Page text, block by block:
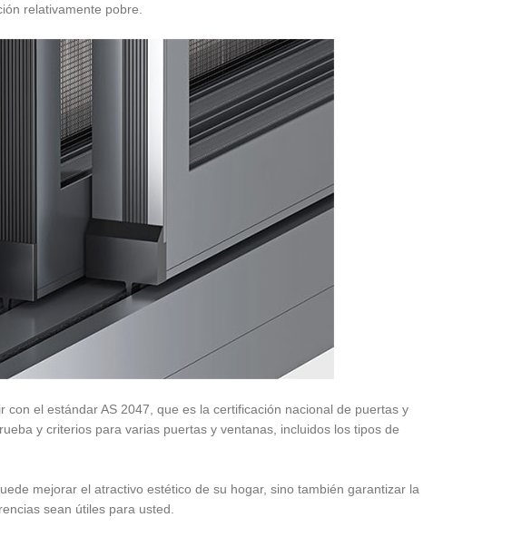
relativamente pobre.
el estándar AS 2047, que es la certificación nacional de puertas y
y criterios para varias puertas y ventanas, incluidos los tipos de
mejorar el atractivo estético de su hogar, sino también garantizar la
sean útiles para usted.